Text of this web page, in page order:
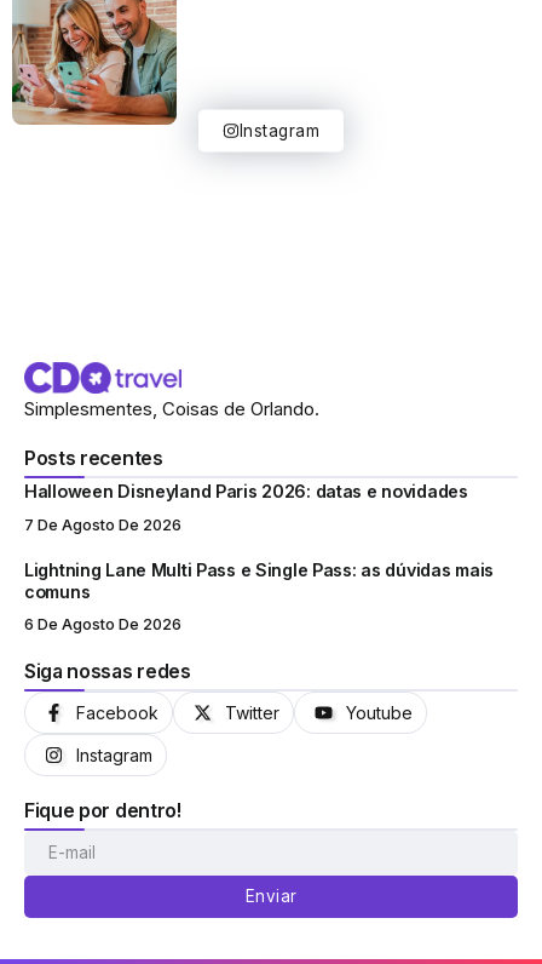
Instagram
Simplesmentes, Coisas de Orlando.
Posts recentes
Halloween Disneyland Paris 2026: datas e novidades
7 De Agosto De 2026
Lightning Lane Multi Pass e Single Pass: as dúvidas mais
comuns
6 De Agosto De 2026
Siga nossas redes
Facebook Twitter Youtube
Instagram
Fique por dentro!
Enviar